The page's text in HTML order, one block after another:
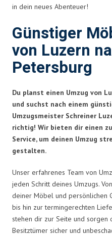
in dein neues Abenteuer!
Günstiger
von Luzern
Petersburg
Du planst einen Umzug von
und suchst nach einem
Umzugsmeister Schreiner
richtig! Wir bieten dir einen
Service, um deinen Umzug
gestalten.
Unser erfahrenes Team von
jeden Schritt deines Umzugs.
deiner Möbel und persönlichen
bis hin zur termingerechten
stehen dir zur Seite und sorgen
Besitztümer sicher und